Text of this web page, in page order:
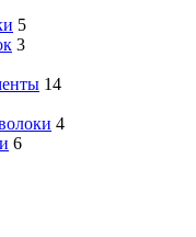
5
3
14
4
6